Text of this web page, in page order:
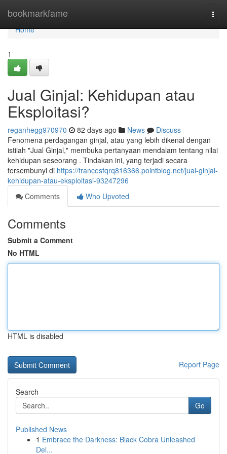
bookmarkfame
Home
Home
1
Jual Ginjal: Kehidupan atau
Eksploitasi?
reganhegg970970 82 days ago News
Discuss
Fenomena perdagangan ginjal, atau yang lebih dikenal dengan
istilah "Jual Ginjal," membuka pertanyaan mendalam tentang nilai
kehidupan seseorang . Tindakan ini, yang terjadi secara
tersembunyi di https://francesfqrq816366.pointblog.net/jual-ginjal-
kehidupan-atau-eksploitasi-93247296
Comments
Who Upvoted
Comments
Submit a Comment
No HTML
HTML is disabled
Report Page
Search
Go
Published News
1 Embrace the Darkness: Black Cobra Unleashed
Del...